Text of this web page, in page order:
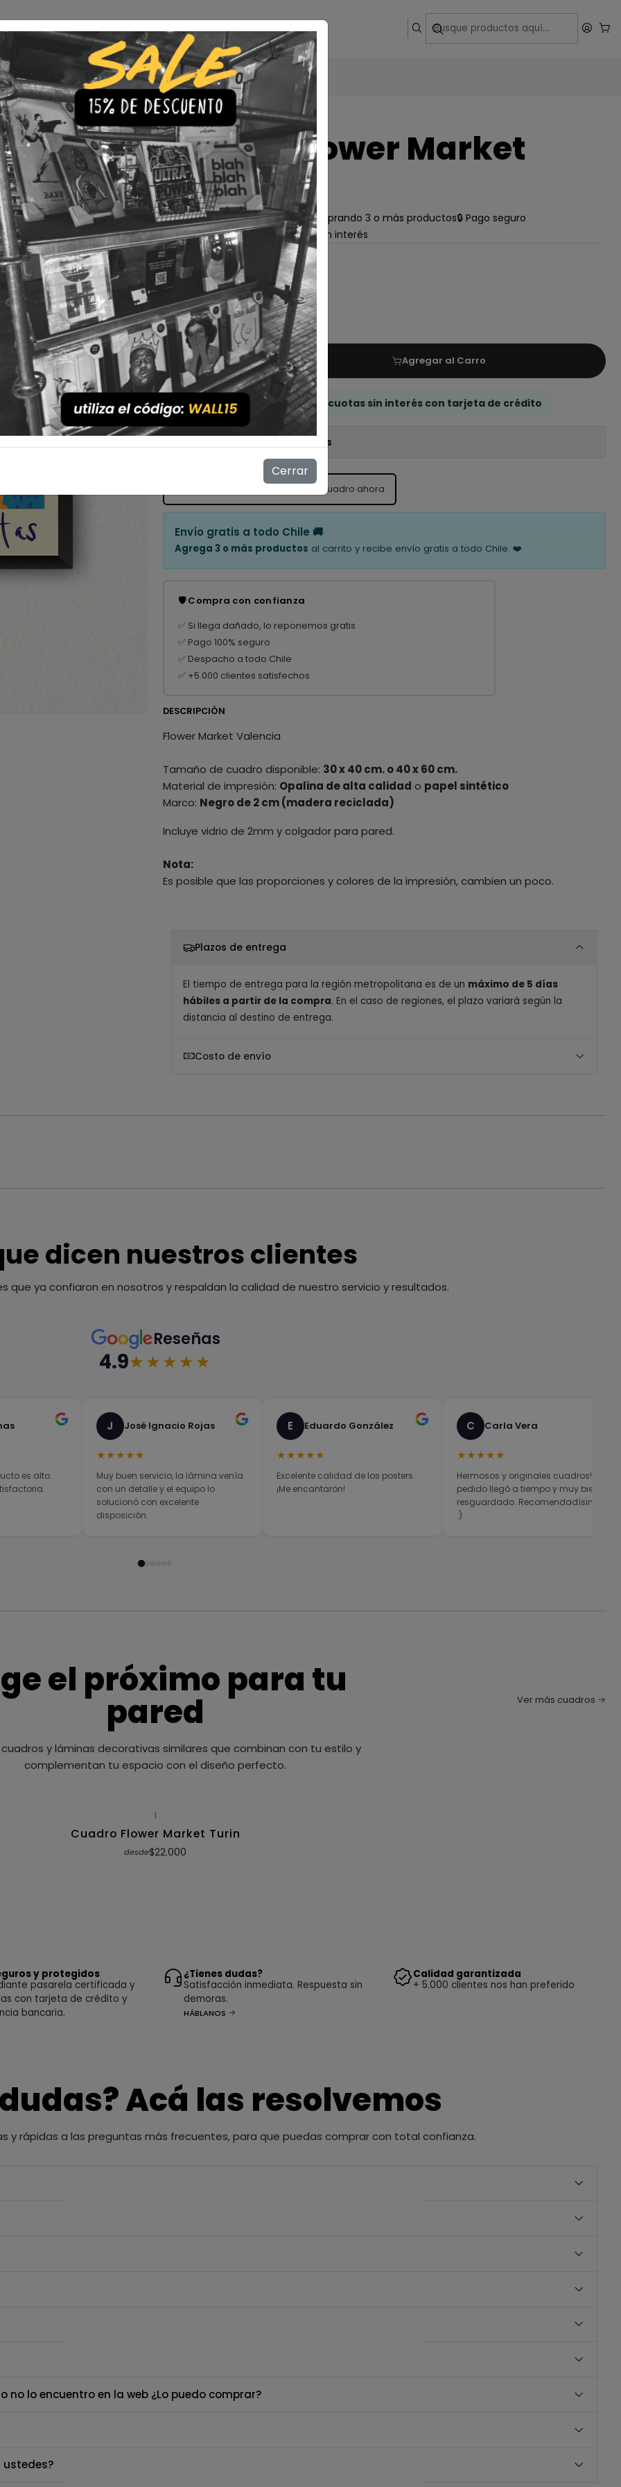
IluminaciónPrecios de cuadros & láminasPlazos de Entrega
|Cuadro Flower Market
Valencia
🇨🇱 Envío gratis a todo Chile comprando 3 o más productos🔒 Pago seguro
💎 Calidad Premium
💳 3 Cuotas sin interés
TAMAÑO
30x40 40x60
LÁMINA
Con Marco Sin Marco
Cantidad
Agregar al Carro
💳 Compra ahora y paga en 3 cuotas sin interés con tarjeta de crédito
Mostrar stock de ubicaciones
personas están viendo este cuadro ahora
Envío gratis a todo Chile 🚚
Agrega 3 o más productos al carrito y recibe envío gratis a todo Chile. ❤️
🛡️ Compra con confianza
✅ Si llega dañado, lo reponemos gratis
✅ Pago 100% seguro
✅ Despacho a todo Chile
✅ +5.000 clientes satisfechos
DESCRIPCIÓN
Flower Market Valencia
Tamaño de cuadro disponible: 30 x 40 cm. o 40 x 60 cm.
Material de impresión: Opalina de alta calidad o papel sintético
Marco: Negro de 2 cm (madera reciclada)
Incluye vidrio de 2mm y colgador para pared.
Nota:
Es posible que las proporciones y colores de la impresión, cambien un poco.
Plazos de entrega
El tiempo de entrega para la región metropolitana es de un máximo de 5 días
hábiles a partir de la compra. En el caso de regiones, el plazo variará según la
distancia al destino de entrega.
Costo de envío
dicen nuestros clientes
que ya confiaron en nosotros y respaldan la calidad de nuestro servicio y resultados.
Reseñas
4.9★★★★★
es alto.
J José Ignacio Rojas
★★★★★
Muy buen servicio, la lámina venía
con un detalle y el equipo lo
solucionó con excelente
disposición.
E Eduardo González
★★★★★
Excelente calidad de los posters.
¡Me encantaron!
C Carla Vera
★★★★★
Hermosos y originales cuadros! El
pedido llegó a tiempo y muy bien
resguardado. Recomendadísimos
:)
el próximo para tu
pared
y láminas decorativas similares que combinan con tu estilo y
complementan tu espacio con el diseño perfecto.
Ver más cuadros
|
Cuadro Flower Market Turin
desde$22.000
y protegidos
pasarela certificada y
con tarjeta de crédito y
bancaria.
¿Tienes dudas?
Satisfacción inmediata. Respuesta sin
demoras.
HÁBLANOS
Calidad garantizada
+ 5.000 clientes nos han preferido
Acá las resolvemos
y rápidas a las preguntas más frecuentes, para que puedas comprar con total confianza.
lo encuentro en la web ¿Lo puedo comprar?
Cerrar